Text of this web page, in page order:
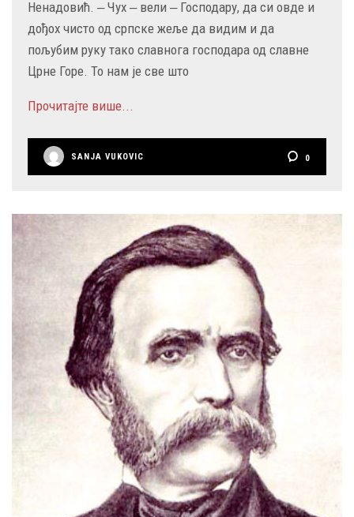
Ненадовић. ‒ Чух ‒ вели ‒ Господару, да си овде и
дођох чисто од српске жеље да видим и да
пољубим руку тако славнога господара од славне
Црне Горе. То нам је све што
Прочитајте више...
SANJA VUKOVIC 0